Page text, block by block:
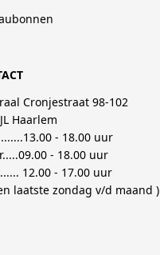
Cronjestraat 98-102
Haarlem
- 18.00 uur
- 18.00 uur
12.00 - 17.00 uur
laatste zondag v/d maand )